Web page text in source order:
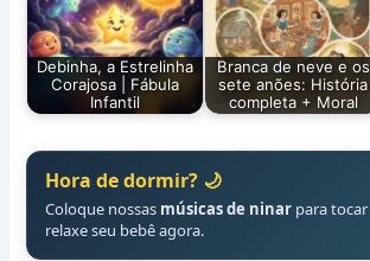
Debinha, a Estrelinha
Corajosa | Fábula
Infantil
Branca de neve e os
sete anões: História
completa + Moral
Hora de dormir? 🌙
Coloque nossas músicas de ninar para tocar
relaxe seu bebê agora.